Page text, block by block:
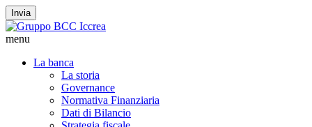
Invia
menu
La banca
La storia
Governance
Normativa Finanziaria
Dati di Bilancio